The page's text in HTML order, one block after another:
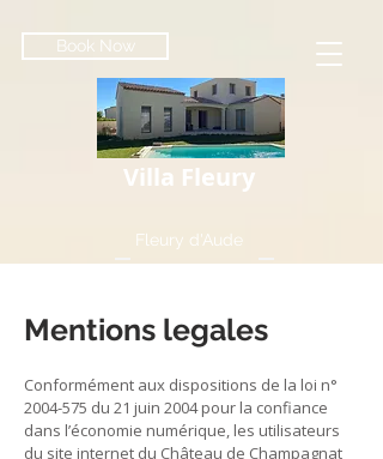
Book Now
Villa Fleury
Fleury d'Aude
Mentions legales
Conformément aux dispositions de la loi n°
2004-575 du 21 juin 2004 pour la confiance
dans l’économie numérique, les utilisateurs
du site internet du Château de Champagnat